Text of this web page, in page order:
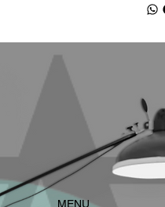
​MENU